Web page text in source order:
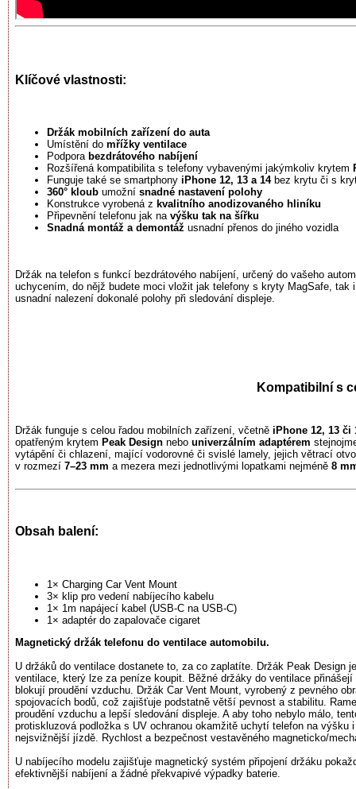
Klíčové vlastnosti:
Držák mobilních zařízení do auta
Umístění do mřížky ventilace
Podporabezdrátového nabíjení
Rozšířená kompatibilita s telefony vybavenými jakýmkoliv krytem
Funguje také se smartphony iPhone 12, 13 a 14bez krytu či s
360° kloub umožní snadné nastavení polohy
Konstrukce vyrobená z kvalitního anodizovaného hliníku
Připevnění telefonu jak na výšku tak na šířku
Snadná montáž a demontáž usnadní přenos do jiného vozidla
Držák na telefon s funkcí bezdrátového nabíjení, určený do vašeho
uchycením, do nějž budete moci vložit jak telefony s kryty MagSafe,
usnadní nalezení dokonalé polohy při sledování displeje.
Kompatibilní s
Držák funguje s celou řadou mobilních zařízení, včetně iPhone 12, 13 či
opatřeným krytem Peak Design nebo univerzálním adaptérem
vytápění či chlazení, mající vodorovné či svislé lamely, jejich větrací
v rozmezí 7–23 mm a mezera mezi jednotlivými lopatkami nejméně 8
Obsah balení:
1× Charging Car Vent Mount
3× klip pro vedení nabíjecího kabelu
1× 1m napájecí kabel (USB-C na USB-C)
1× adaptér do zapalovače cigaret
Magnetický držák telefonu do ventilace automobilu.
U držáků do ventilace dostanete to, za co zaplatíte. Držák Peak Design
ventilace, který lze za peníze koupit. Běžné držáky do ventilace
blokují proudění vzduchu. Držák Car Vent Mount, vyrobený z pevného
spojovacích bodů, což zajišťuje podstatně větší pevnost a stabilitu.
proudění vzduchu a lepší sledování displeje. A aby toho nebylo málo,
protiskluzová podložka s UV ochranou okamžitě uchytí telefon na
nejsvižnější jízdě. Rychlost a bezpečnost vestavěného magneticko/
U nabíjecího modelu zajišťuje magnetický systém připojení držáku
efektivnější nabíjení a žádné překvapivé výpadky baterie.